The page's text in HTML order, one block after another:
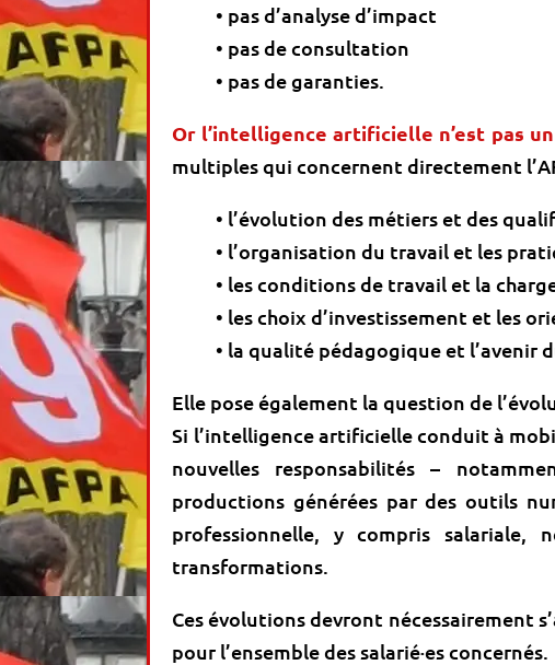
• pas d’analyse d’impact
• pas de consultation
• pas de garanties.
Or l’intelligence artificielle n’est pas
multiples qui concernent directement
• l’évolution des métiers et des
• l’organisation du travail et les
• les conditions de travail et la
• les choix d’investissement et les
• la qualité pédagogique et l’avenir
Elle pose également la question de
Si l’intelligence artificielle conduit à
nouvelles responsabilités –
productions générées par des outils
professionnelle, y compris
transformations.
Ces évolutions devront nécessairement
pour l’ensemble des salarié·es concernés.